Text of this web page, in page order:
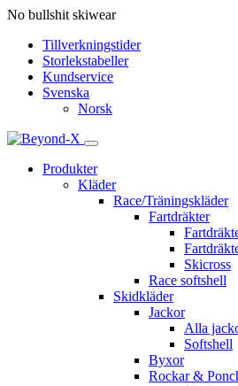
No bullshit skiwear
Tillverkningstider
Storlekstabeller
Kundservice
Svenska
Norsk
Produkter
Kläder
Race/Träningskläder
Fartdräkter
Skicross
Race softshell
Skidkläder
Jackor
Alla
Softshell
Byxor
Rockar &